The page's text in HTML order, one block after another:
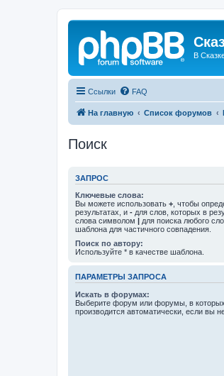
В
Ссылки FAQ
На главную Список форумов
Поиск
ЗАПРОС
Ключевые слова:
Вы можете использовать + , чтобы
результатах, и - для слов, которых в
слова символом | для поиска любого
шаблона для частичного совпадения.
Поиск по автору:
Используйте * в качестве шаблона.
ПАРАМЕТРЫ ЗАПРОСА
Искать в форумах:
Выберите форум или форумы, в
производится автоматически, если вы